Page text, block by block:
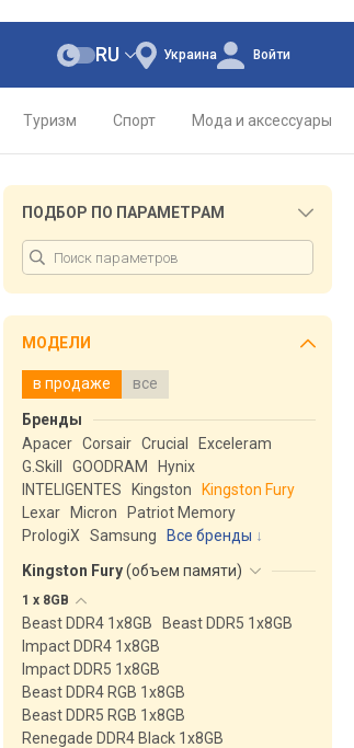
Украина
RU Войти
Туризм Спорт Мода и аксессуары
ПОДБОР ПО ПАРАМЕТРАМ
МОДЕЛИ
в продаже все
Бренды
Apacer Corsair Crucial
Exceleram
G.Skill
GOODRAM
Hynix
INTELIGENTES
Kingston
Kingston Fury
Lexar
Micron
Patriot Memory
PrologiX
Samsung
Все бренды
Kingston Fury(объем памяти)
1 x 8GB
Beast DDR4 1x8GB
Beast DDR5 1x8GB
Impact DDR4 1x8GB
Impact DDR5 1x8GB
Beast DDR4 RGB 1x8GB
Beast DDR5 RGB 1x8GB
Renegade DDR4 Black 1x8GB